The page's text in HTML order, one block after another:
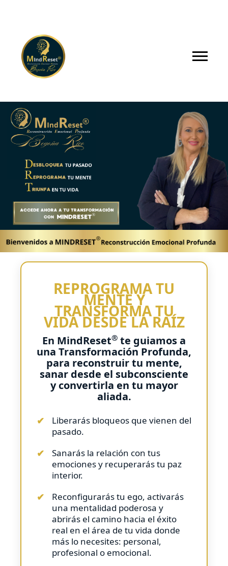
REPROGRAMA TU
MENTE Y
TRANSFORMA TU
VIDA DESDE LA RAÍZ
En MindReset® te guiamos a
una Transformación Profunda,
para reconstruir tu mente,
sanar desde el subconsciente
y convertirla en tu mayor
aliada.
Liberarás bloqueos que vienen del
pasado.
Sanarás la relación con tus
emociones y recuperarás tu paz
interior.
Reconfigurarás tu ego, activarás
una mentalidad poderosa y
abrirás el camino hacia el éxito
real en el área de tu vida donde
más lo necesites: personal,
profesional o emocional.